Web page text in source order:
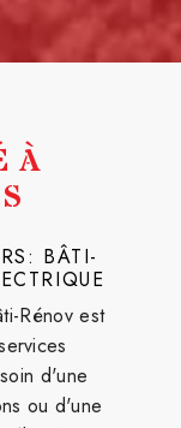
À
BÂTI-
Rénov est
d'une
ou d'une